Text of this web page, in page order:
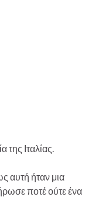
της Ιταλίας.
αυτή ήταν μια
ποτέ ούτε ένα